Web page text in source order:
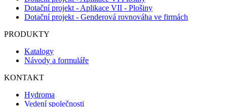
Dotační projekt - Aplikace VII - Plošiny
Dotační projekt - Genderová rovnováha ve firmách
PRODUKTY
Katalogy
Návody a formuláře
KONTAKT
Hydroma
Vedení společnosti